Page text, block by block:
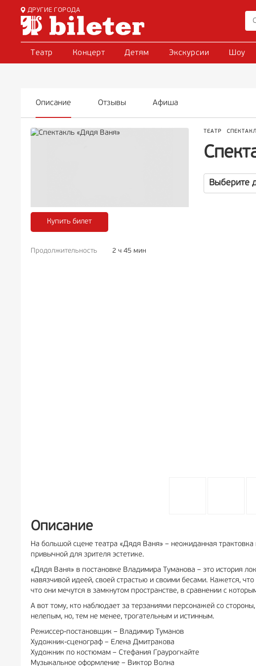
ДРУГИЕ ГОРОДА
Театр Концерт Детям Экскурсии Шоу
Описание Отзывы Афиша
ТЕАТР
Выберите
Купить билет
Продолжительность 2 ч 45 мин
Описание
На большой сцене театра «Дядя Ваня» – неожиданная
привычной для зрителя эстетике.
«Дядя Ваня» в постановке Владимира Туманова – это история
навязчивой идеей, своей страстью и своими бесами. Кажется,
что они мечутся в замкнутом пространстве, в сравнении с
А вот тому, кто наблюдает за терзаниями персонажей со
нелепым, но, тем не менее, трогательным и истинным.
Режиссер-постановщик – Владимир Туманов
Художник-сценограф – Елена Дмитракова
Художник по костюмам – Стефания Граурогкайте
Музыкальное оформление – Виктор Волна